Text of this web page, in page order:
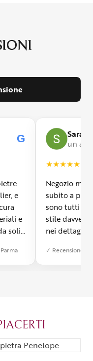
G
e
e
soli.
e
Sara
un
★★★★★
Negozio
subito a
sono tutti
stile davvero
nei dettagli,
qualità e si
✓ Recensione